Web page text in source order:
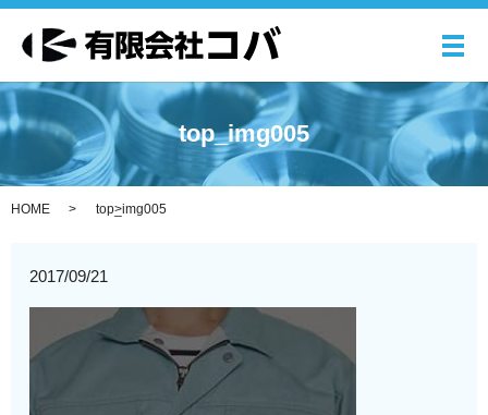
メ
top_img005
HOME top_img005
2017/09/21